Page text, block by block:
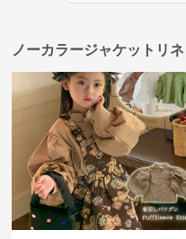
ノーカラージャケットリ